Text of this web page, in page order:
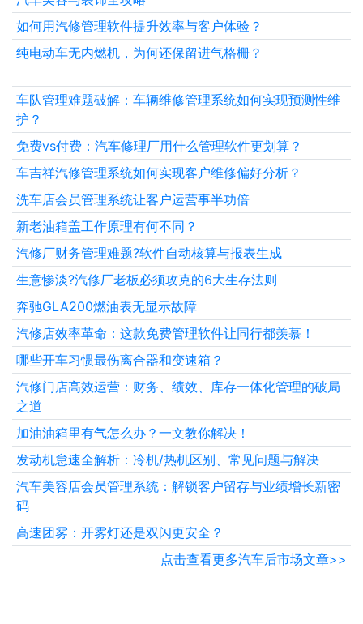
如何用汽修管理软件提升效率与客户体验？
纯电动车无内燃机，为何还保留进气格栅？
车队管理难题破解：车辆维修管理系统如何实现预测性维
护？
免费vs付费：汽车修理厂用什么管理软件更划算？
车吉祥汽修管理系统如何实现客户维修偏好分析？
洗车店会员管理系统让客户运营事半功倍
新老油箱盖工作原理有何不同？
汽修厂财务管理难题?软件自动核算与报表生成
生意惨淡?汽修厂老板必须攻克的6大生存法则
奔驰GLA200燃油表无显示故障
汽修店效率革命：这款免费管理软件让同行都羡慕！
哪些开车习惯最伤离合器和变速箱？
汽修门店高效运营：财务、绩效、库存一体化管理的破局
之道
加油油箱里有气怎么办？一文教你解决！
发动机怠速全解析：冷机/热机区别、常见问题与解决
汽车美容店会员管理系统：解锁客户留存与业绩增长新密
码
高速团雾：开雾灯还是双闪更安全？
点击查看更多汽车后市场文章>>